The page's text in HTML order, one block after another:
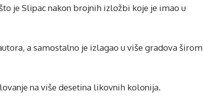
je Slipac nakon brojnih izložbi koje je imao u
a samostalno je izlagao u više gradova širom
na više desetina likovnih kolonija.